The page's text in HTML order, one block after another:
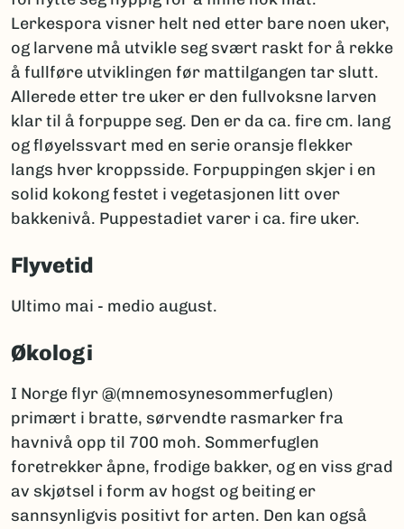
Lerkespora visner helt ned etter bare noen uker,
og larvene må utvikle seg svært raskt for å rekke
å fullføre utviklingen før mattilgangen tar slutt.
Allerede etter tre uker er den fullvoksne larven
klar til å forpuppe seg. Den er da ca. fire cm. lang
og fløyelssvart med en serie oransje flekker
langs hver kroppsside. Forpuppingen skjer i en
solid kokong festet i vegetasjonen litt over
bakkenivå. Puppestadiet varer i ca. fire uker.
Flyvetid
Ultimo mai - medio august.
Økologi
I Norge flyr @(mnemosynesommerfuglen)
primært i bratte, sørvendte rasmarker fra
havnivå opp til 700 moh. Sommerfuglen
foretrekker åpne, frodige bakker, og en viss grad
av skjøtsel i form av hogst og beiting er
sannsynligvis positivt for arten. Den kan også